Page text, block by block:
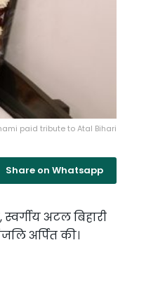
paid tribute to Atal Bihari
Share on Whatsapp
अटल बिहारी
अर्पित की।